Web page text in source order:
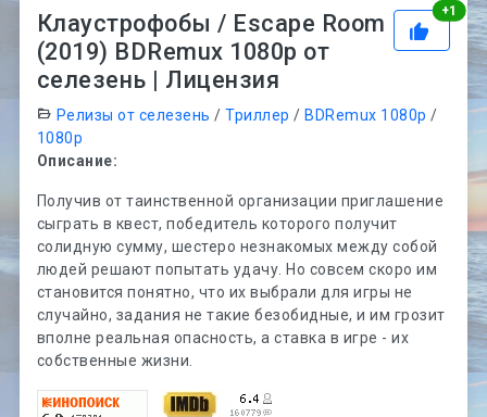
+1
Клаустрофобы / Escape Room
(2019) BDRemux 1080p от
селезень | Лицензия
Релизы от селезень /Триллер / BDRemux 1080p /
1080p
Описание:
Получив от таинственной организации приглашение
сыграть в квест, победитель которого получит
солидную сумму, шестеро незнакомых между собой
людей решают попытать удачу. Но совсем скоро им
становится понятно, что их выбрали для игры не
случайно, задания не такие безобидные, и им грозит
вполне реальная опасность, а ставка в игре - их
собственные жизни.